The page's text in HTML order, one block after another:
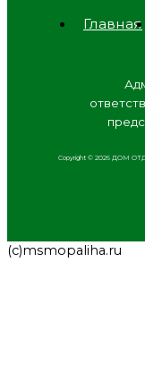
Главная
Copyright © 2026 ДОМ
(с)msmopaliha.ru